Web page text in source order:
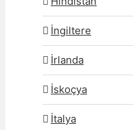
İngiltere
İrlanda
İskoçya
İtalya